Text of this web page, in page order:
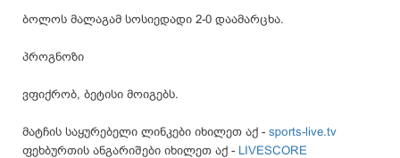
ბოლოს მალაგამ სოსიედადი 2-0 დაამარცხა.
პროგნოზი
ვფიქრობ, ბეტისი მოიგებს.
მატჩის საყურებელი ლინკები იხილეთ აქ - sports-live.tv
ფეხბურთის ანგარიშები იხილეთ აქ - LIVESCORE